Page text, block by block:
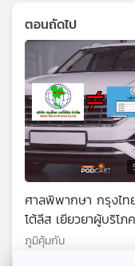
ตอนถัดไป
ศาลพิพากษา กรุงไท
โต้ลีส เยียวยาผู้บริโภ
ระวัง! มิจฉาชีพแอบอ้า
ภูมิคุ้มกัน